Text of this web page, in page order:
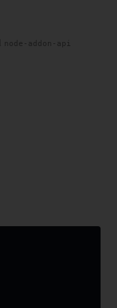
node-addon-api